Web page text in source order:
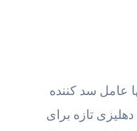
عامل سد کننده
گردید که به دهلیزی تازه برای